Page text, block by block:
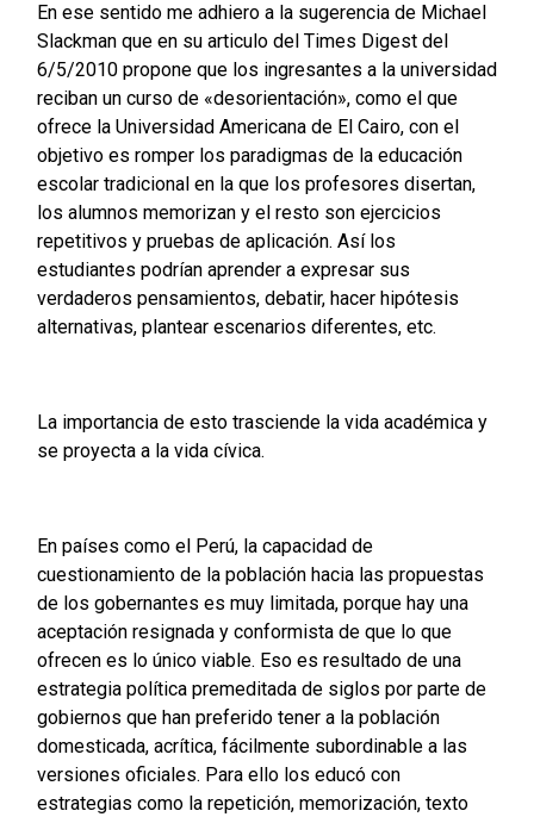
En ese sentido me adhiero a la sugerencia de Michael
Slackman que en su articulo del Times Digest del
6/5/2010 propone que los ingresantes a la universidad
reciban un curso de «desorientación», como el que
ofrece la Universidad Americana de El Cairo, con el
objetivo es romper los paradigmas de la educación
escolar tradicional en la que los profesores disertan,
los alumnos memorizan y el resto son ejercicios
repetitivos y pruebas de aplicación. Así los
estudiantes podrían aprender a expresar sus
verdaderos pensamientos, debatir, hacer hipótesis
alternativas, plantear escenarios diferentes, etc.
La importancia de esto trasciende la vida académica y
se proyecta a la vida cívica.
En países como el Perú, la capacidad de
cuestionamiento de la población hacia las propuestas
de los gobernantes es muy limitada, porque hay una
aceptación resignada y conformista de que lo que
ofrecen es lo único viable. Eso es resultado de una
estrategia política premeditada de siglos por parte de
gobiernos que han preferido tener a la población
domesticada, acrítica, fácilmente subordinable a las
versiones oficiales. Para ello los educó con
estrategias como la repetición, memorización, texto